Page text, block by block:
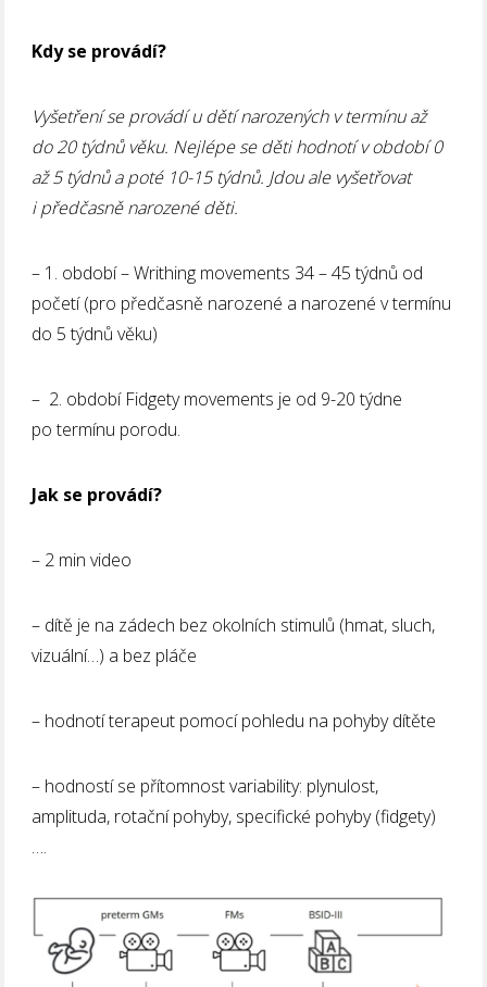
Kdy se provádí?
Vyšetření se provádí u dětí narozených v termínu až
do 20 týdnů věku. Nejlépe se děti hodnotí v období 0
až 5 týdnů a poté 10-15 týdnů. Jdou ale vyšetřovat
i předčasně narozené děti.
– 1. období – Writhing movements 34 – 45 týdnů od
početí (pro předčasně narozené a narozené v termínu
do 5 týdnů věku)
– 2. období Fidgety movements je od 9-20 týdne
po termínu porodu.
Jak se provádí?
– 2 min video
– dítě je na zádech bez okolních stimulů (hmat, sluch,
vizuální…) a bez pláče
– hodnotí terapeut pomocí pohledu na pohyby dítěte
– hodností se přítomnost variability: plynulost,
amplituda, rotační pohyby, specifické pohyby (fidgety)
….